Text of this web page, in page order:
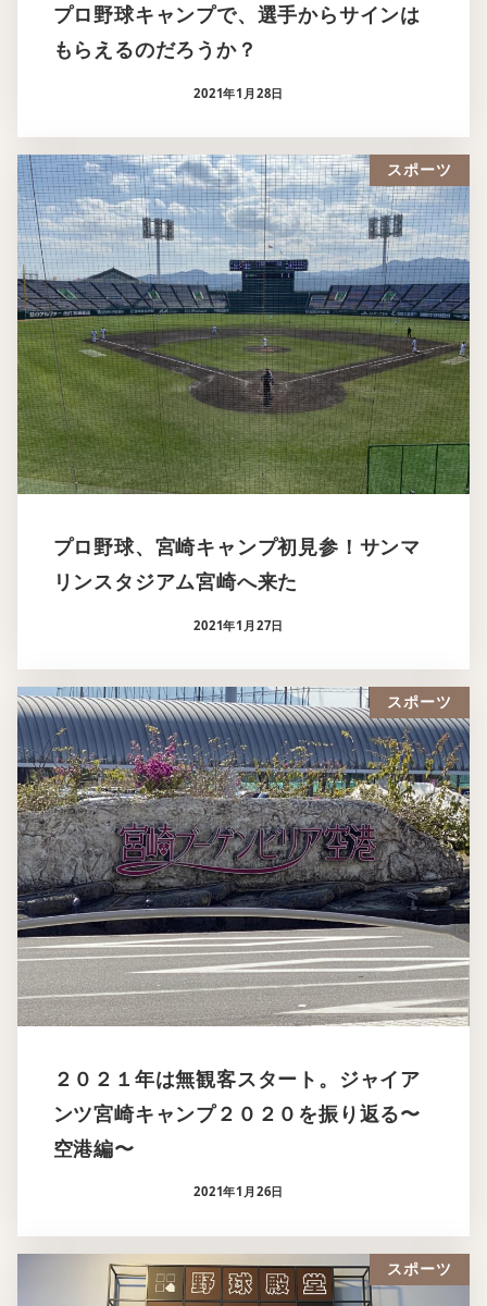
プロ野球キャンプで、選手からサインは
もらえるのだろうか？
2021年1月28日
スポーツ
プロ野球、宮崎キャンプ初見参！サンマ
リンスタジアム宮崎へ来た
2021年1月27日
スポーツ
２０２１年は無観客スタート。ジャイア
ンツ宮崎キャンプ２０２０を振り返る〜
空港編〜
2021年1月26日
スポーツ